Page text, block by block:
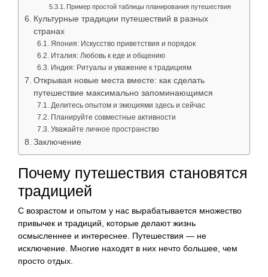
Пример простой таблицы планирования путешествия
Культурные традиции путешествий в разных
странах
Япония: Искусство приветствия и порядок
Италия: Любовь к еде и общению
Индия: Ритуалы и уважение к традициям
Открывая новые места вместе: как сделать
путешествие максимально запоминающимся
Делитесь опытом и эмоциями здесь и сейчас
Планируйте совместные активности
Уважайте личное пространство
Заключение
Почему путешествия становятся
традицией
С возрастом и опытом у нас вырабатывается множество
привычек и традиций, которые делают жизнь
осмысленнее и интереснее. Путешествия — не
исключение. Многие находят в них нечто большее, чем
просто отдых.